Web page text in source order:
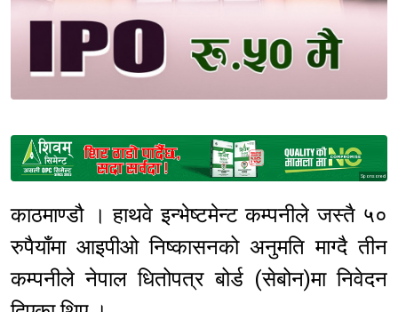
Sponsored
काठमाण्डौ । हाथवे इन्भेष्टमेन्ट कम्पनीले जस्तै ५०
रुपैयाँमा आइपीओ निष्कासनको अनुमति माग्दै तीन
कम्पनीले नेपाल धितोपत्र बोर्ड (सेबोन)मा निवेदन